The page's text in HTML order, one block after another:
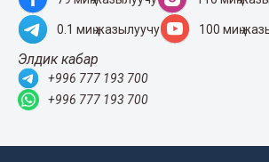
0.1 миң жазылуучу 100 миң
Элдик кабар
+996 777 193 700
+996 777 193 700